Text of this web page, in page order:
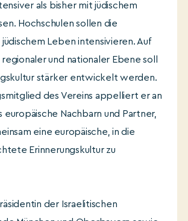
als bisher mit jüdischem
Hochschulen sollen die
jüdischem Leben intensivieren. Auf
und nationaler Ebene soll
stärker entwickelt werden.
des Vereins appelliert er an
europäische Nachbarn und Partner,
eine europäische, in die
Erinnerungskultur zu
der Israelitischen